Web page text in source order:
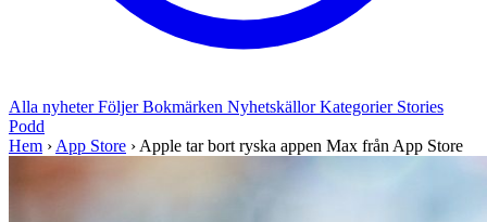
Alla nyheterFöljerBokmärken NyhetskällorKategorier Stories
Podd
Hem › App Store › Apple tar bort ryska appen Max från App Store